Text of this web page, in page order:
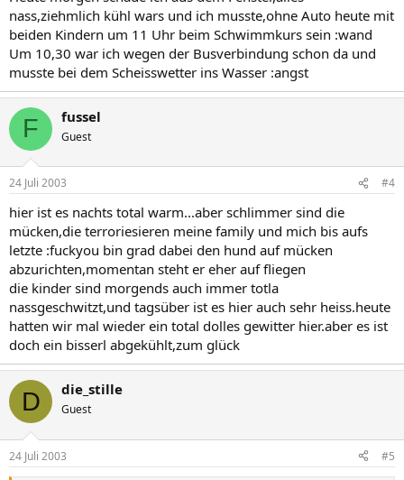
nass,ziehmlich kühl wars und ich musste,ohne Auto heute mit
beiden Kindern um 11 Uhr beim Schwimmkurs sein :wand
Um 10,30 war ich wegen der Busverbindung schon da und
musste bei dem Scheisswetter ins Wasser :angst
F fussel
Guest
24 Juli 2003 #4
hier ist es nachts total warm...aber schlimmer sind die
mücken,die terroriesieren meine family und mich bis aufs
letzte :fuckyou bin grad dabei den hund auf mücken
abzurichten,momentan steht er eher auf fliegen
die kinder sind morgends auch immer totla
nassgeschwitzt,und tagsüber ist es hier auch sehr heiss.heute
hatten wir mal wieder ein total dolles gewitter hier.aber es ist
doch ein bisserl abgekühlt,zum glück
D die_stille
Guest
24 Juli 2003 #5